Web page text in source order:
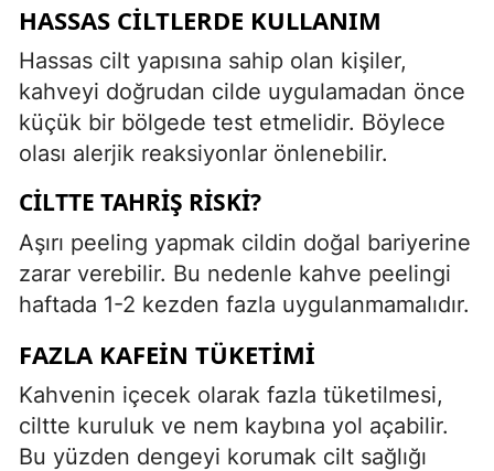
HASSAS CILTLERDE KULLANIM
Hassas cilt yapısına sahip olan kişiler,
kahveyi doğrudan cilde uygulamadan önce
küçük bir bölgede test etmelidir. Böylece
olası alerjik reaksiyonlar önlenebilir.
CILTTE TAHRIŞ RISKI?
Aşırı peeling yapmak cildin doğal bariyerine
zarar verebilir. Bu nedenle kahve peelingi
haftada 1-2 kezden fazla uygulanmamalıdır.
FAZLA KAFEIN TÜKETIMI
Kahvenin içecek olarak fazla tüketilmesi,
ciltte kuruluk ve nem kaybına yol açabilir.
Bu yüzden dengeyi korumak cilt sağlığı